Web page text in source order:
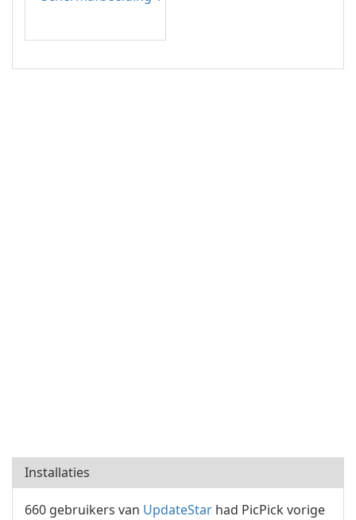
Installaties
660 gebruikers van UpdateStar had PicPick vorige